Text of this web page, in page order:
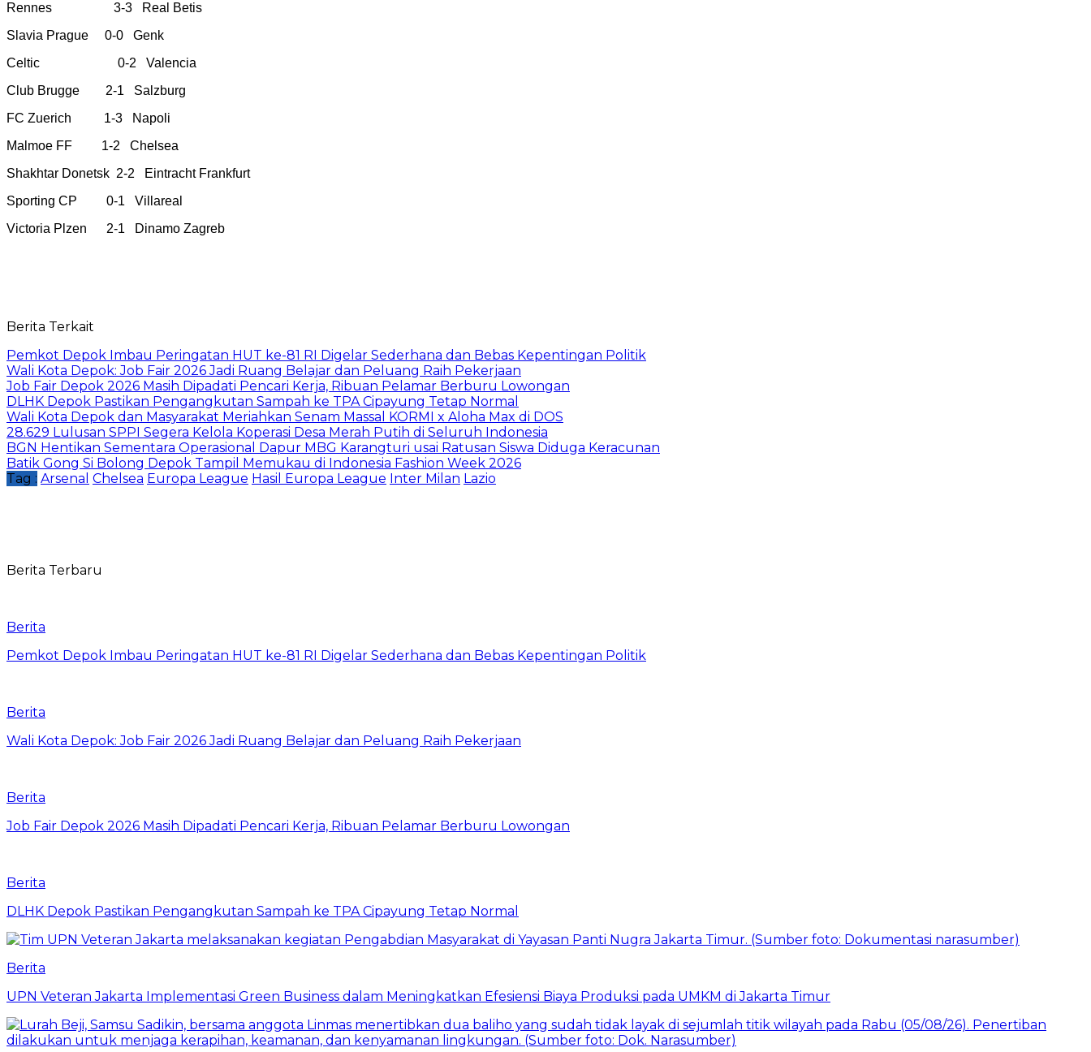
Rennes 3-3 Real Betis
Slavia Prague 0-0 Genk
Celtic 0-2 Valencia
Club Brugge 2-1 Salzburg
FC Zuerich 1-3 Napoli
Malmoe FF 1-2 Chelsea
Shakhtar Donetsk 2-2 Eintracht Frankfurt
Sporting CP 0-1 Villareal
Victoria Plzen 2-1 Dinamo Zagreb
Berita Terkait
Pemkot Depok Imbau Peringatan HUT ke-81 RI Digelar Sederhana dan Bebas Kepentingan Politik
Wali Kota Depok: Job Fair 2026 Jadi Ruang Belajar dan Peluang Raih Pekerjaan
Job Fair Depok 2026 Masih Dipadati Pencari Kerja, Ribuan Pelamar Berburu Lowongan
DLHK Depok Pastikan Pengangkutan Sampah ke TPA Cipayung Tetap Normal
Wali Kota Depok dan Masyarakat Meriahkan Senam Massal KORMI x Aloha Max di DOS
28.629 Lulusan SPPI Segera Kelola Koperasi Desa Merah Putih di Seluruh Indonesia
BGN Hentikan Sementara Operasional Dapur MBG Karangturi usai Ratusan Siswa Diduga Keracunan
Batik Gong Si Bolong Depok Tampil Memukau di Indonesia Fashion Week 2026
Tag : Arsenal Chelsea Europa League Hasil Europa League Inter Milan Lazio
Berita Terbaru
Berita
Pemkot Depok Imbau Peringatan HUT ke-81 RI Digelar Sederhana dan Bebas Kepentingan Politik
Berita
Wali Kota Depok: Job Fair 2026 Jadi Ruang Belajar dan Peluang Raih Pekerjaan
Berita
Job Fair Depok 2026 Masih Dipadati Pencari Kerja, Ribuan Pelamar Berburu Lowongan
Berita
DLHK Depok Pastikan Pengangkutan Sampah ke TPA Cipayung Tetap Normal
Berita
UPN Veteran Jakarta Implementasi Green Business dalam Meningkatkan Efesiensi Biaya Produksi pada UMKM di Jakarta Timur